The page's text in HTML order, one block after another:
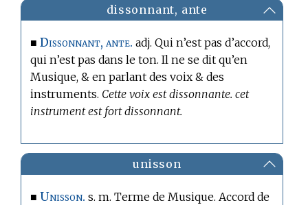
dissonnant, ante
■Dissonnant, ante. adj. Qui n’est pas d’accord,
qui n’est pas dans le ton. Il ne se dit qu’en
Musique, & en parlant des voix & des
instruments. Cette voix est dissonnante. cet
instrument est fort dissonnant.
unisson
■Unisson. s. m.Terme de Musique. Accord de